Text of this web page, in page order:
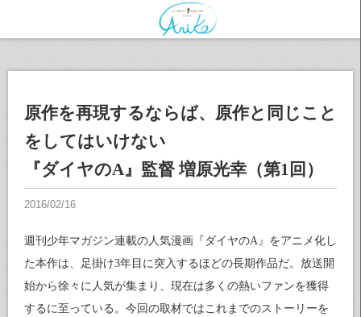
原作を再現するならば、原作と同じこと
をしてはいけない
『ダイヤのA』監督 増原光幸（第1回）
週刊少年マガジン連載の人気漫画『ダイヤのA』をアニメ化し
た本作は、足掛け3年目に突入するほどの長期作品だ。放送開
始から徐々に人気が集まり、現在は多くの熱いファンを獲得
するに至っている。今回の取材ではこれまでのストーリーを